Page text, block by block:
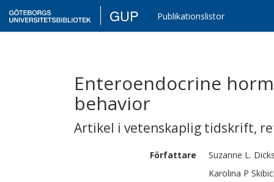
GUP Publikationslistor
Enteroendocrine
behavior
Artikel i vetenskaplig tidskrift,
Författare Suzanne L.
Karolina P